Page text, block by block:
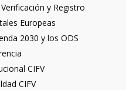
y Registro
Europeas
2030 y los ODS
CIFV
CIFV